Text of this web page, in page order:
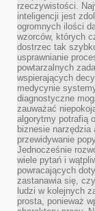
rzeczywistości.
inteligencji jest
ogromnych ilości
wzorców, których
dostrzec tak
usprawnianie
powtarzalnych
wspierających
medycynie
diagnostyczne
zauważać
algorytmy potrafią
biznesie narzędzia
przewidywanie
Jednocześnie
wiele pytań i
powracających
zastanawia się,
ludzi w kolejnych
prosta, ponieważ